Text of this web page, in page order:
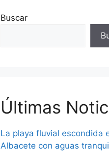
Buscar
Últimas
La playa fluvial escondida
Albacete con aguas